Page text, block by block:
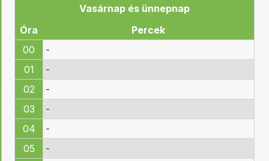
Vasárnap és ünnepnap
Óra
Percek
00
-
01
-
02
-
03
-
04
-
05
-